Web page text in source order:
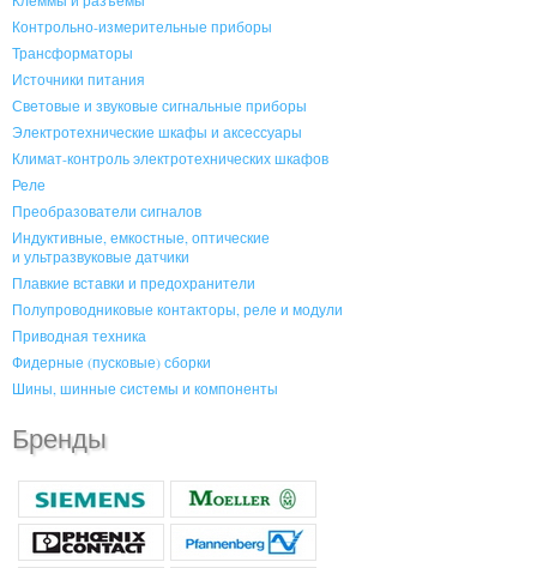
Контрольно-измерительные приборы
Трансформаторы
Источники питания
Световые и звуковые сигнальные приборы
Электротехнические шкафы и аксессуары
Климат-контроль электротехнических шкафов
Реле
Преобразователи сигналов
Индуктивные, емкостные, оптические
и ультразвуковые датчики
Плавкие вставки и предохранители
Полупроводниковые контакторы, реле и модули
Приводная техника
Фидерные (пусковые) сборки
Шины, шинные системы и компоненты
Бренды